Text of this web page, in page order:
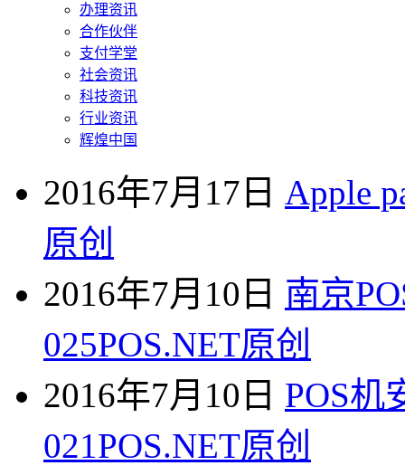
办理资讯
合作伙伴
支付学堂
社会资讯
科技资讯
行业资讯
辉煌中国
2016年7月17日 Apple
原创
2016年7月10日 南京
025POS.NET原创
2016年7月10日 POS机
021POS.NET原创